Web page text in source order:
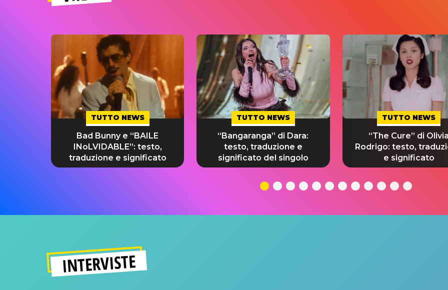
TUTTO NEWS
Bad Bunny e “BAILE
INoLVIDABLE”: testo,
traduzione e significato
TUTTO NEWS
“Bangaranga” di Dara:
testo, traduzione e
significato del singolo
TUTTO NEWS
“The Cure” di Olivia
Rodrigo: testo,
e significato
INTERVISTE